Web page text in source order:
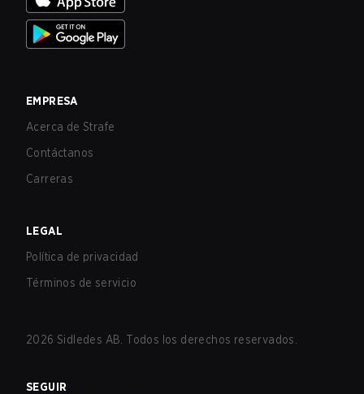
EMPRESA
Acerca de Strafe
Contáctanos
Carreras
LEGAL
Política de privacidad
Términos de servicio
2026 Sidledes AB. Todos los derechos reservados.
SEGUIR